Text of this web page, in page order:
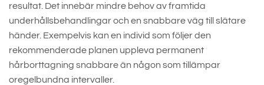
resultat. Det innebär mindre behov av framtida
underhållsbehandlingar och en snabbare väg till slätare
händer. Exempelvis kan en individ som följer den
rekommenderade planen uppleva permanent
hårborttagning snabbare än någon som tillämpar
oregelbundna intervaller.